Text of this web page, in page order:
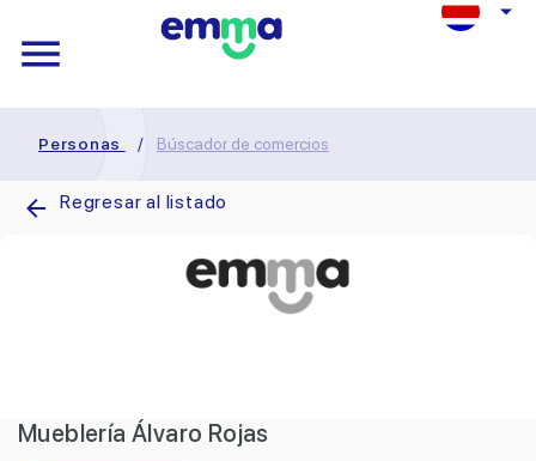
Personas / Búscador de comercios
Regresar al listado
Mueblería Álvaro Rojas